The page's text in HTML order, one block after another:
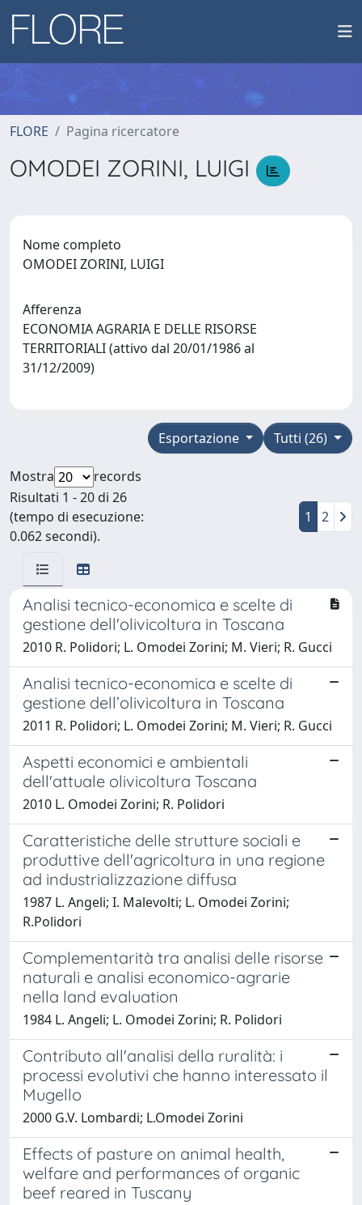
FLORE Pagina ricercatore
OMODEI ZORINI, LUIGI
Nome completo
OMODEI ZORINI, LUIGI
Afferenza
ECONOMIA AGRARIA E DELLE RISORSE
TERRITORIALI (attivo dal 20/01/1986 al
31/12/2009)
Tutti (26)
Esportazione
Mostra
records
Risultati 1 - 20 di 26
(tempo di esecuzione:
0.062 secondi).
1 2
Analisi tecnico-economica e scelte di
gestione dell'olivicoltura in Toscana
2010 R. Polidori; L. Omodei Zorini; M. Vieri; R. Gucci
Analisi tecnico-economica e scelte di
gestione dell’olivicoltura in Toscana
2011 R. Polidori; L. Omodei Zorini; M. Vieri; R. Gucci
Aspetti economici e ambientali
dell'attuale olivicoltura Toscana
2010 L. Omodei Zorini; R. Polidori
Caratteristiche delle strutture sociali e
produttive dell'agricoltura in una regione
ad industrializzazione diffusa
1987 L. Angeli; I. Malevolti; L. Omodei Zorini;
R.Polidori
Complementarità tra analisi delle risorse
naturali e analisi economico-agrarie
nella land evaluation
1984 L. Angeli; L. Omodei Zorini; R. Polidori
Contributo all'analisi della ruralità: i
processi evolutivi che hanno interessato il
Mugello
2000 G.V. Lombardi; L.Omodei Zorini
Effects of pasture on animal health,
welfare and performances of organic
beef reared in Tuscany